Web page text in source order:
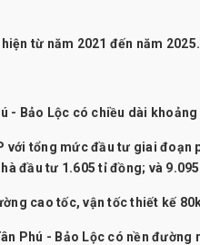
từ năm 2021 đến năm 2025.
- Bảo Lộc có chiều dài
tổng mức đầu tư giai đoạn
đầu tư 1.605 tỉ đồng; và
cao tốc, vận tốc thiết kế
Phú - Bảo Lộc có nền